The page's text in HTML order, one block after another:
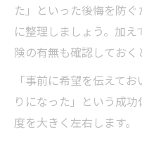
た」といった後悔を防
に整理しましょう。加
険の有無も確認しておく
「事前に希望を伝えて
りになった」という成
度を大きく左右します。